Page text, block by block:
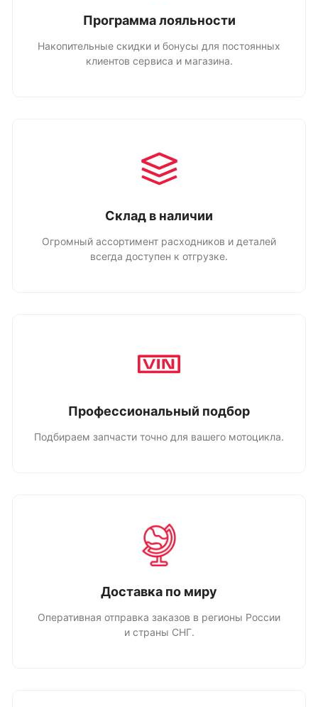
Программа лояльности
Накопительные скидки и бонусы для постоянных
клиентов сервиса и магазина.
Склад в наличии
Огромный ассортимент расходников и деталей
всегда доступен к отгрузке.
Профессиональный подбор
Подбираем запчасти точно для вашего мотоцикла.
Доставка по миру
Оперативная отправка заказов в регионы России
и страны СНГ.